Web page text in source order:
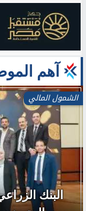
آهم
الشمول المالي
البنك